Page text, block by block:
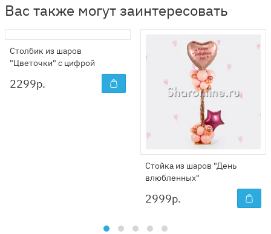
Вас также могут заинтересовать
Столбик из шаров
"Цветочки" с цифрой
2299р.
Стойка из шаров "День
влюбленных"
2999р.